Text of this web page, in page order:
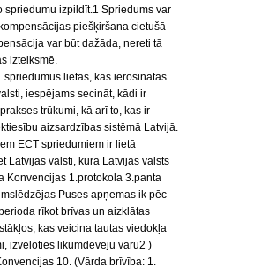
spriedumu izpildīt.1 Spriedums var
piešķiršana cietušā
var būt dažāda, nereti tā
izteiksmē.
spriedumus lietās, kas ierosinātas
iespējams secināt, kādi ir
trūkumi, kā arī to, kas ir
aizsardzības sistēmā Latvijā.
ECT spriedumiem ir lietā
Latvijas valsti, kurā Latvijas valsts
Konvencijas 1.protokola 3.panta
Puses apņemas ik pēc
rīkot brīvas un aizklātas
kas veicina tautas viedokļa
izvēloties likumdevēju varu2 )
10. (Vārda brīvība: 1.